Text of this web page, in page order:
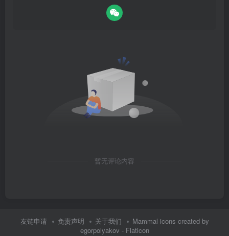
暂无评论内容
友链申请 免责声明 关于我们
Mammal icons created by
egorpolyakov - Flaticon